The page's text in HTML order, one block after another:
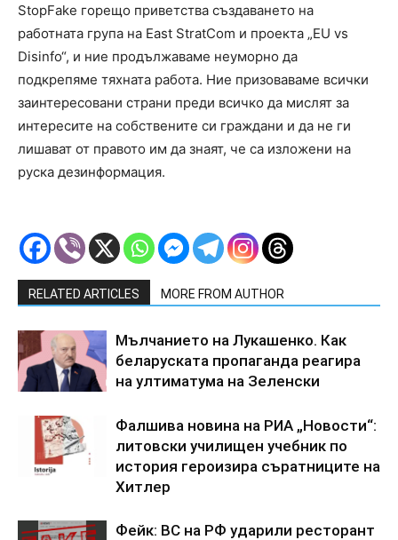
StopFake горещо приветства създаването на
работната група на East StratCom и проекта „EU vs
Disinfo“, и ние продължаваме неуморно да
подкрепяме тяхната работа. Ние призоваваме всички
заинтересовани страни преди всичко да мислят за
интересите на собствените си граждани и да не ги
лишават от правото им да знаят, че са изложени на
руска дезинформация.
RELATED ARTICLES MORE FROM AUTHOR
Мълчанието на Лукашенко. Как
беларуската пропаганда реагира
на ултиматума на Зеленски
Фалшива новина на РИА „Новости“:
литовски училищен учебник по
история героизира съратниците на
Хитлер
Фейк: ВС на РФ ударили ресторант